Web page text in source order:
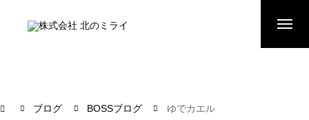
ブログ BOSSブログ ゆでカエル